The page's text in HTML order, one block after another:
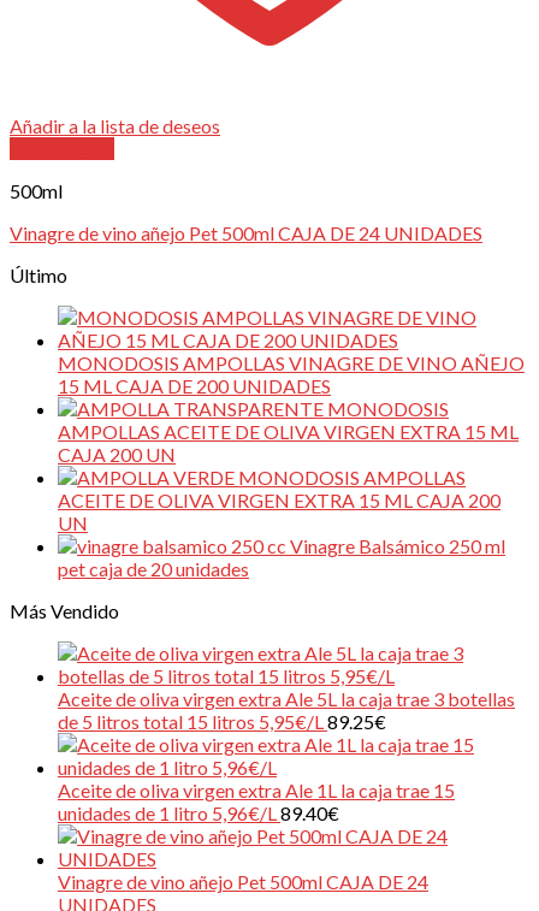
Añadir a la lista de deseos
500ml
Vinagre de vino añejo Pet 500ml CAJA DE 24 UNIDADES
Último
MONODOSIS AMPOLLAS VINAGRE DE VINO AÑEJO
15 ML CAJA DE 200 UNIDADES
MONODOSIS
AMPOLLAS ACEITE DE OLIVA VIRGEN EXTRA 15 ML
CAJA 200 UN
MONODOSIS AMPOLLAS
ACEITE DE OLIVA VIRGEN EXTRA 15 ML CAJA 200
UN
Vinagre Balsámico 250 ml
pet caja de 20 unidades
Más Vendido
Aceite de oliva virgen extra Ale 5L la caja trae 3 botellas
de 5 litros total 15 litros 5,95€/L89.25€
Aceite de oliva virgen extra Ale 1L la caja trae 15
unidades de 1 litro 5,96€/L89.40€
Vinagre de vino añejo Pet 500ml CAJA DE 24
UNIDADES